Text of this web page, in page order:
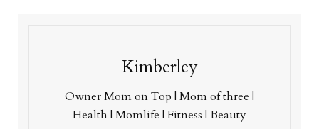
Kimberley
Owner Mom on Top | Mom of three |
Health | Momlife | Fitness | Beauty